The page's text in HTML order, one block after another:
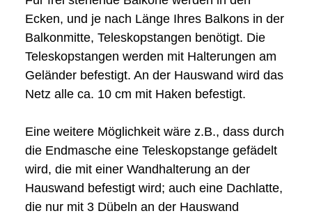
Ecken, und je nach Länge Ihres Balkons in der
Balkonmitte, Teleskopstangen benötigt. Die
Teleskopstangen werden mit Halterungen am
Geländer befestigt. An der Hauswand wird das
Netz alle ca. 10 cm mit Haken befestigt.
Eine weitere Möglichkeit wäre z.B., dass durch
die Endmasche eine Teleskopstange gefädelt
wird, die mit einer Wandhalterung an der
Hauswand befestigt wird; auch eine Dachlatte,
die nur mit 3 Dübeln an der Hauswand